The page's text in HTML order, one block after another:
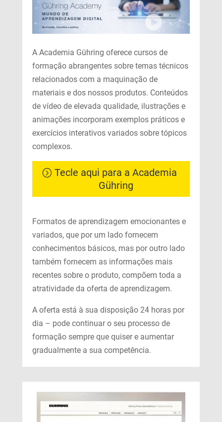
A Academia Gühring oferece cursos de
formação abrangentes sobre temas técnicos
relacionados com a maquinação de
materiais e dos nossos produtos. Conteúdos
de vídeo de elevada qualidade, ilustrações e
animações incorporam exemplos práticos e
exercícios interativos variados sobre tópicos
complexos.
Tecle aqui para a Academia
Gühring
Formatos de aprendizagem emocionantes e
variados, que por um lado fornecem
conhecimentos básicos, mas por outro lado
também fornecem as informações mais
recentes sobre o produto, compõem toda a
atratividade da oferta de aprendizagem.
A oferta está à sua disposição 24 horas por
dia – pode continuar o seu processo de
formação sempre que quiser e aumentar
gradualmente a sua competência.